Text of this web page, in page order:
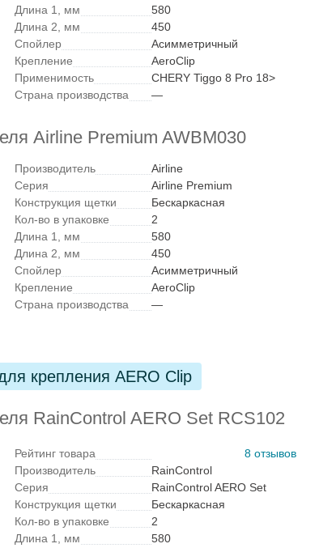
Длина 1, мм
580
Длина 2, мм
450
Спойлер
Асимметричный
Крепление
AeroClip
Применимость
CHERY Tiggo 8 Pro 18>
Страна производства
—
Airline Premium AWBM030
Производитель
Airline
Серия
Airline Premium
Конструкция щетки
Бескаркасная
Кол-во в упаковке
2
Длина 1, мм
580
Длина 2, мм
450
Спойлер
Асимметричный
Крепление
AeroClip
Страна производства
—
крепления AERO Clip
RainControl AERO Set RCS102
Рейтинг товара
8 отзывов
Производитель
RainControl
Серия
RainControl AERO Set
Конструкция щетки
Бескаркасная
Кол-во в упаковке
2
Длина 1, мм
580